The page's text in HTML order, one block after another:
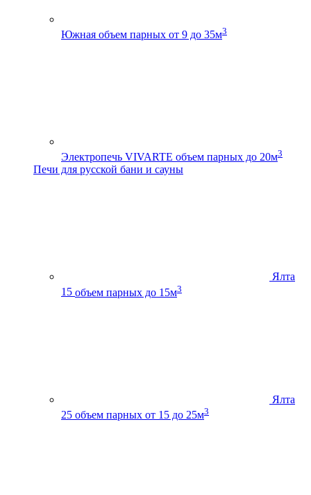
Южная объем парных от 9 до 35м3
Электропечь VIVARTE объем парных до 20м3
Печи для русской бани и сауны
Ялта
15 объем парных до 15м3
Ялта
25 объем парных от 15 до 25м3